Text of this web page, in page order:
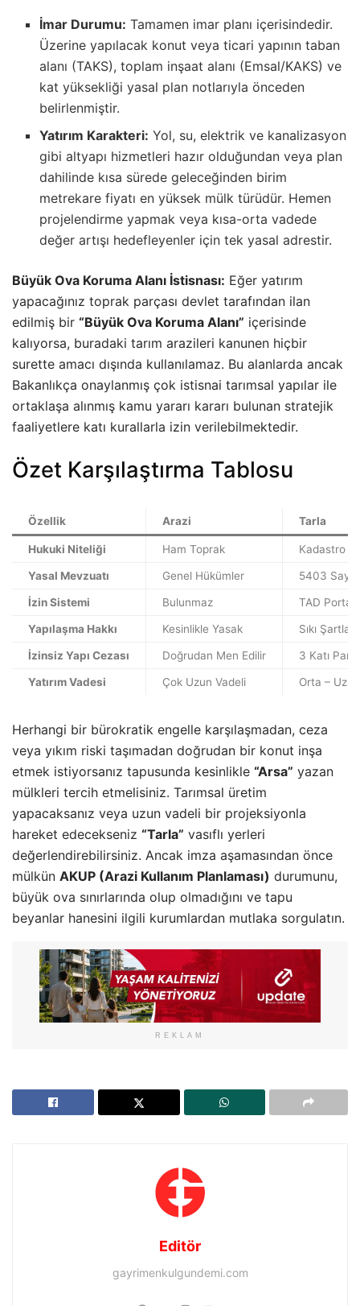
İmar Durumu: Tamamen imar planı içerisindedir.
Üzerine yapılacak konut veya ticari yapının taban
alanı (TAKS), toplam inşaat alanı (Emsal/KAKS) ve
kat yüksekliği yasal plan notlarıyla önceden
belirlenmiştir.
Yatırım Karakteri: Yol, su, elektrik ve kanalizasyon
gibi altyapı hizmetleri hazır olduğundan veya plan
dahilinde kısa sürede geleceğinden birim
metrekare fiyatı en yüksek mülk türüdür. Hemen
projelendirme yapmak veya kısa-orta vadede
değer artışı hedefleyenler için tek yasal adrestir.
Büyük Ova Koruma Alanı İstisnası: Eğer yatırım
yapacağınız toprak parçası devlet tarafından ilan
edilmiş bir “Büyük Ova Koruma Alanı” içerisinde
kalıyorsa, buradaki tarım arazileri kanunen hiçbir
surette amacı dışında kullanılamaz. Bu alanlarda ancak
Bakanlıkça onaylanmış çok istisnai tarımsal yapılar ile
ortaklaşa alınmış kamu yararı kararı bulunan stratejik
faaliyetlere katı kurallarla izin verilebilmektedir.
Özet Karşılaştırma Tablosu
Özellik Arazi Tarla
Hukuki Niteliği Ham Toprak Kadastro
Yasal Mevzuatı Genel Hükümler 5403
İzin Sistemi Bulunmaz TAD Portal
Yapılaşma Hakkı Kesinlikle Yasak Sıkı
İzinsiz Yapı Cezası Doğrudan Men Edilir 3 Katı Para
Yatırım Vadesi Çok Uzun Vadeli Orta –
Herhangi bir bürokratik engelle karşılaşmadan, ceza
veya yıkım riski taşımadan doğrudan bir konut inşa
etmek istiyorsanız tapusunda kesinlikle “Arsa” yazan
mülkleri tercih etmelisiniz. Tarımsal üretim
yapacaksanız veya uzun vadeli bir projeksiyonla
hareket edecekseniz “Tarla” vasıflı yerleri
değerlendirebilirsiniz. Ancak imza aşamasından önce
mülkün AKUP (Arazi Kullanım Planlaması) durumunu,
büyük ova sınırlarında olup olmadığını ve tapu
beyanlar hanesini ilgili kurumlardan mutlaka sorgulatın.
REKLAM
Editör
gayrimenkulgundemi.com